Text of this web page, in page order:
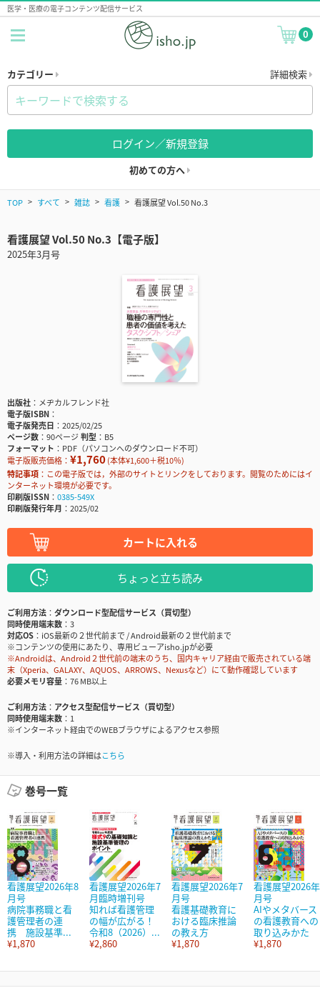
医学・医療の電子コンテンツ配信サービス
0
カテゴリー 詳細検索
ログイン／新規登録
初めての方へ
TOP すべて 雑誌 看護 看護展望 Vol.50 No.3
看護展望 Vol.50 No.3【電子版】
2025年3月号
出版社
メヂカルフレンド社
電子版ISBN
電子版発売日
2025/02/25
ページ数
90ページ判型
B5
フォーマット
PDF（パソコンへのダウンロード不可）
電子版販売価格： ¥1,760(本体¥1,600＋税10％)
特記事項
この電子版では，外部のサイトとリンクをしております。閲覧のためにはイ
ンターネット環境が必要です。
印刷版ISSN
0385-549X
印刷版発行年月
2025/02
カートに入れる
ちょっと立ち読み
ご利用方法
ダウンロード型配信サービス（買切型）
同時使用端末数
3
対応OS
iOS最新の２世代前まで / Android最新の２世代前まで
※コンテンツの使用にあたり、専用ビューアisho.jpが必要
※Androidは、Android２世代前の端末のうち、国内キャリア経由で販売されている端
末（Xperia、GALAXY、AQUOS、ARROWS、Nexusなど）にて動作確認しています
必要メモリ容量
76 MB以上
ご利用方法
アクセス型配信サービス（買切型）
同時使用端末数
1
※インターネット経由でのWEBブラウザによるアクセス参照
※導入・利用方法の詳細はこちら
巻号一覧
看護展望2026年8
月号
病院事務職と看
護管理者の連
携 施設基準...
¥1,870
看護展望2026年7
月臨時増刊号
知れば看護管理
の幅が広がる！
令和8（2026）...
¥2,860
看護展望2026年7
月号
看護基礎教育に
おける臨床推論
の教え方
¥1,870
看護展望2026
月号
AIやメタバース
の看護教育への
取り込みかた
¥1,870